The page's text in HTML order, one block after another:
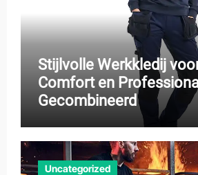
Stijlvolle Werkkledij
Comfort en
Gecombineerd
Uncategorized